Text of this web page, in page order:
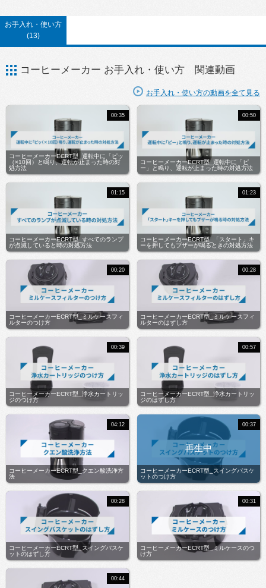
お手入れ・使い方
(13)
コーヒーメーカー お手入れ・使い方 関連動画
お手入れ・使い方の動画を全て見る
コーヒーメーカーECRT型_運転中に「ピッ
（×10回）と鳴り、運転が止まった時の対
処方法
00:35
コーヒーメーカーECRT型_運転中に「ピ
ー」と鳴り、運転が止まった時の対処方法
00:50
コーヒーメーカーECRT型_すべてのランプ
が点滅していると時の対処方法
01:15
コーヒーメーカーECRT型_「スタート」キ
ーを押してもブザーが鳴るときの対処方法
01:23
コーヒーメーカーECRT型_ミルケースフィ
ルターのつけ方
00:20
コーヒーメーカーECRT型_ミルケースフィ
ルターのはずし方
00:28
コーヒーメーカーECRT型_浄水カートリッ
ジのつけ方
00:39
コーヒーメーカーECRT型_浄水カートリッ
ジのはずし方
00:57
コーヒーメーカーECRT型_クエン酸洗浄方
法
04:12
コーヒーメーカーECRT型_スイングバスケ
ットのつけ方
00:37
コーヒーメーカーECRT型_スイングバスケ
ットのはずし方
00:28
コーヒーメーカーECRT型_ミルケースのつ
け方
00:31
00:44